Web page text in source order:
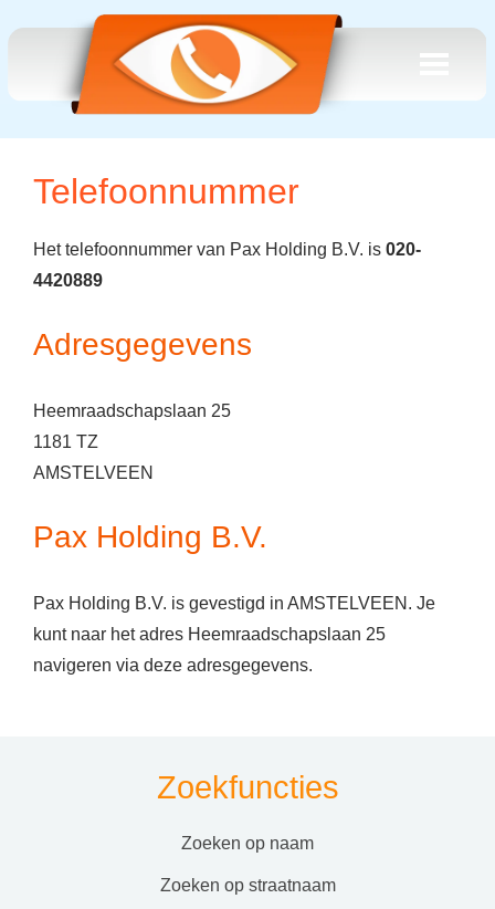
Telefoonnummer
Het telefoonnummer van Pax Holding B.V. is 020-
4420889
Adresgegevens
Heemraadschapslaan 25
1181 TZ
AMSTELVEEN
Pax Holding B.V.
Pax Holding B.V. is gevestigd in AMSTELVEEN. Je
kunt naar het adres Heemraadschapslaan 25
navigeren via deze adresgegevens.
Zoekfuncties
zoeken op naam
zoeken op straatnaam